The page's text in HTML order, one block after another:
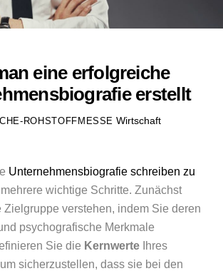
eine erfolgreiche
erstellt
ROHSTOFFMESSE Wirtschaft
Unternehmensbiografie schreiben zu
wichtige Schritte. Zunächst
Zielgruppe verstehen, indem Sie deren
psychografische Merkmale
Sie die Kernwerte Ihres
sicherzustellen, dass sie bei den